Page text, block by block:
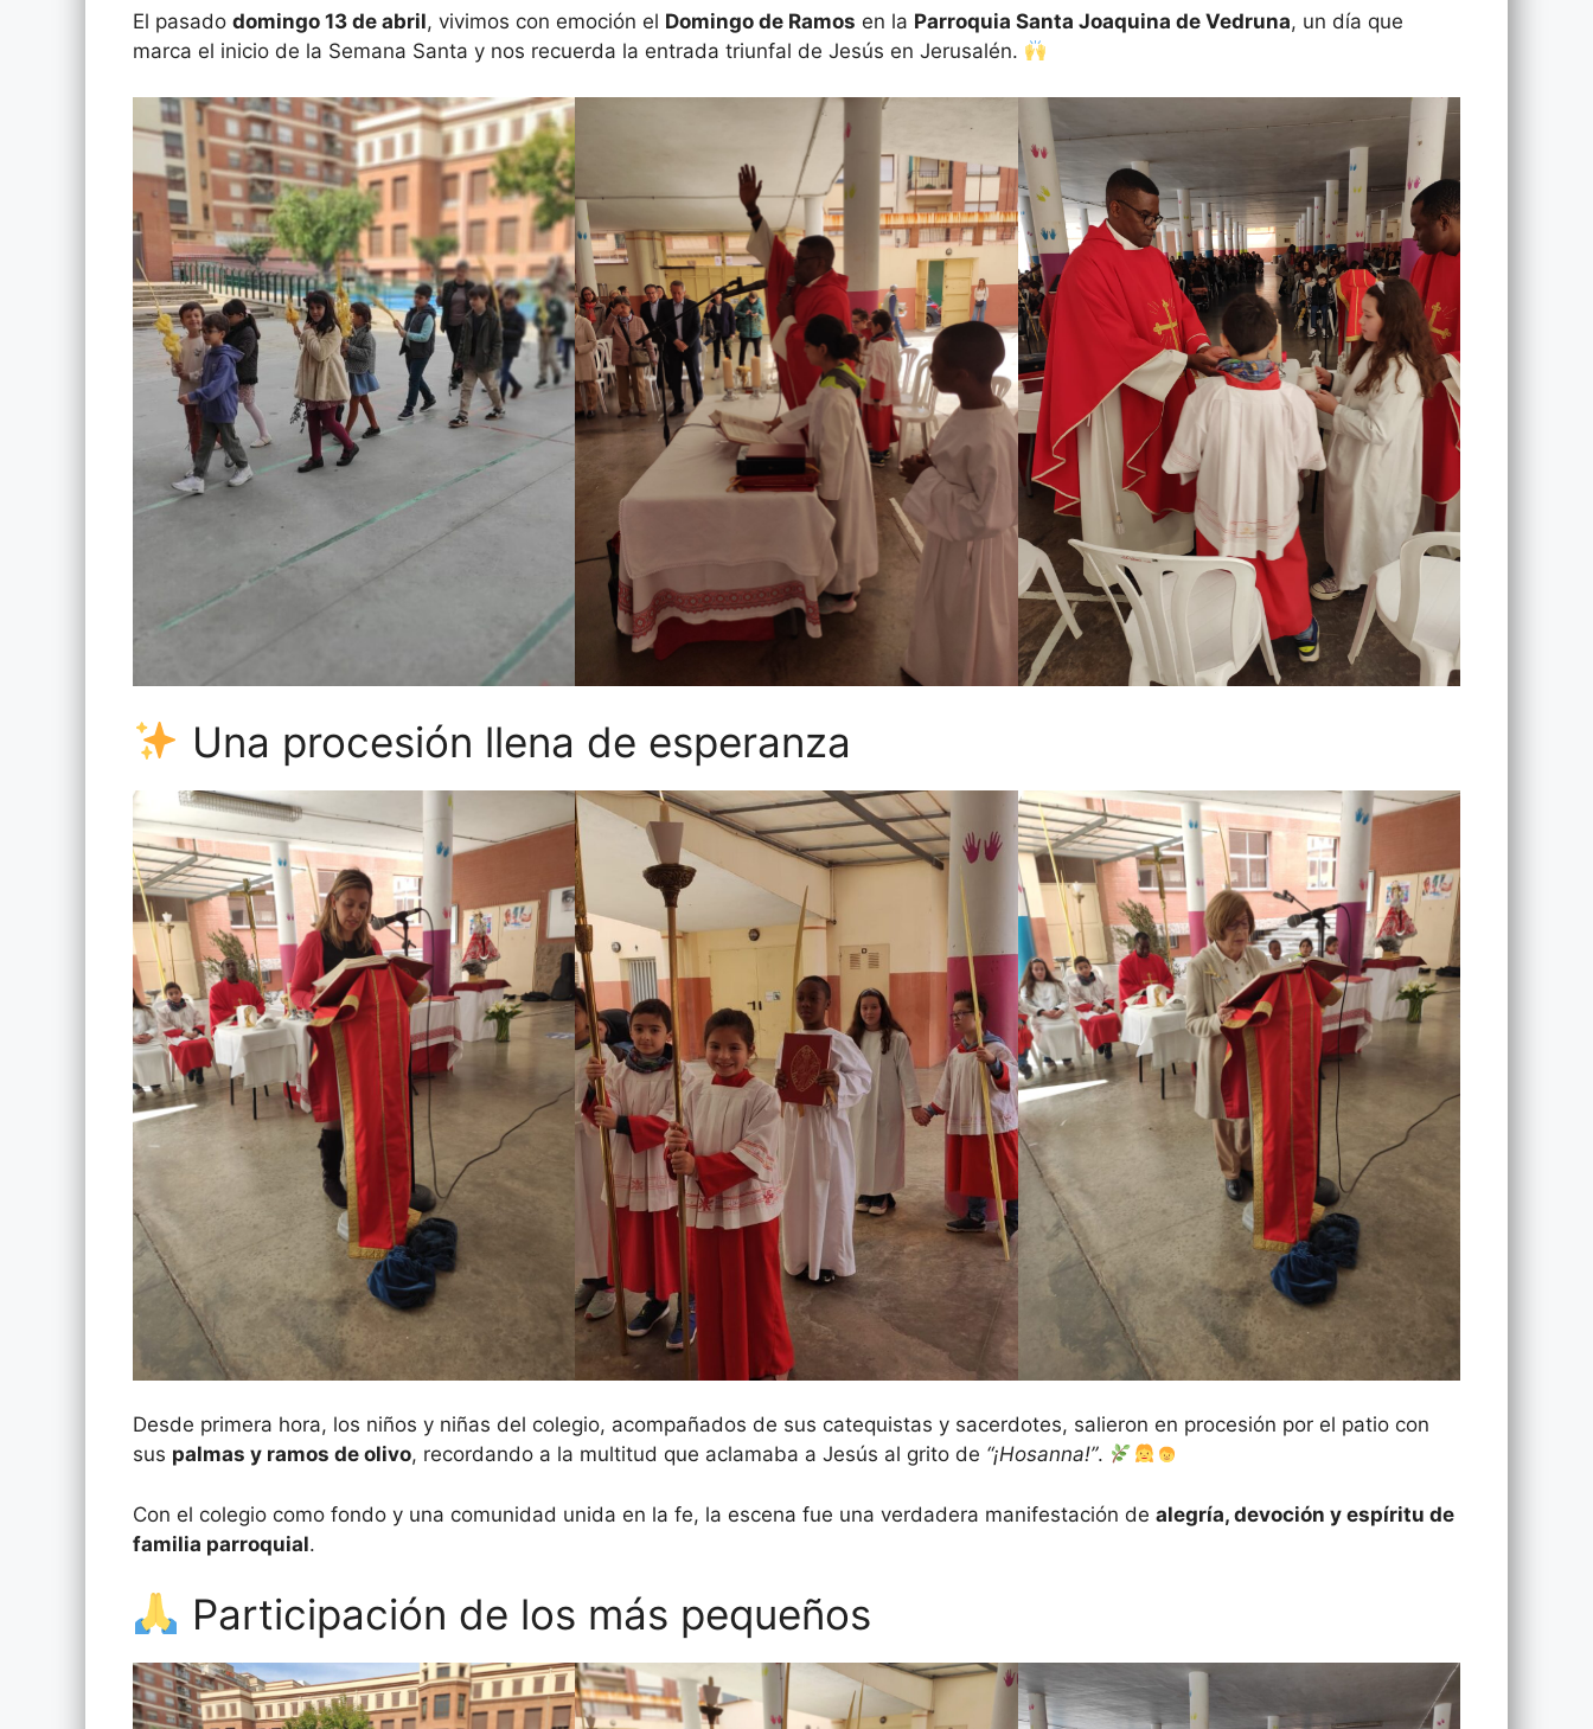
El pasado domingo 13 de abril, vivimos con emoción el Domingo de Ramos en la Parroquia Santa Joaquina de Vedruna, un día que
marca el inicio de la Semana Santa y nos recuerda la entrada triunfal de Jesús en Jerusalén.
Una procesión llena de esperanza
Desde primera hora, los niños y niñas del colegio, acompañados de sus catequistas y sacerdotes, salieron en procesión por el patio con
sus palmas y ramos de olivo, recordando a la multitud que aclamaba a Jesús al grito de “¡Hosanna!”.
Con el colegio como fondo y una comunidad unida en la fe, la escena fue una verdadera manifestación de alegría, devoción y espíritu de
familia parroquial.
Participación de los más pequeños